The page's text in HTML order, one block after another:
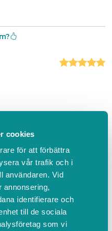
cookies
för att förbättra
vår trafik och i
användaren. Vid
annonsering,
identifierare och
till de sociala
som vi
av värdinnan.
i Lofsdalen!